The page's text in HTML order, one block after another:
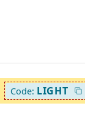
Code: LIGHT